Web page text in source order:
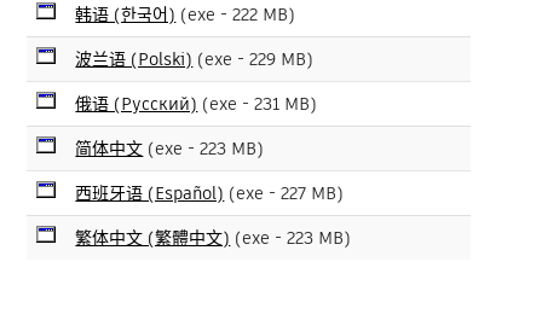
韩语 (한국어) (exe - 222 MB)
波兰语 (Polski) (exe - 229 MB)
俄语 (Русский) (exe - 231 MB)
简体中文 (exe - 223 MB)
西班牙语 (Español) (exe - 227 MB)
繁体中文 (繁體中文) (exe - 223 MB)